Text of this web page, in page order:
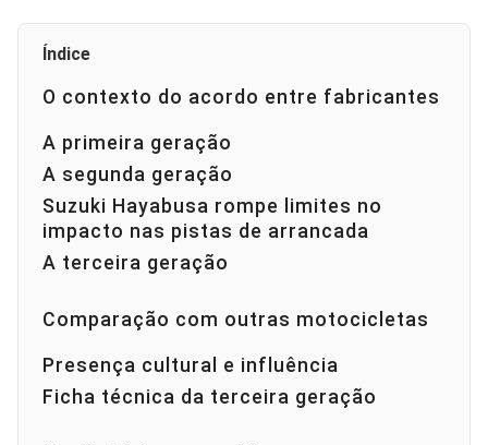
Índice
O contexto do acordo entre fabricantes
A primeira geração
A segunda geração
Suzuki Hayabusa rompe limites no
impacto nas pistas de arrancada
A terceira geração
Comparação com outras motocicletas
Presença cultural e influência
Ficha técnica da terceira geração